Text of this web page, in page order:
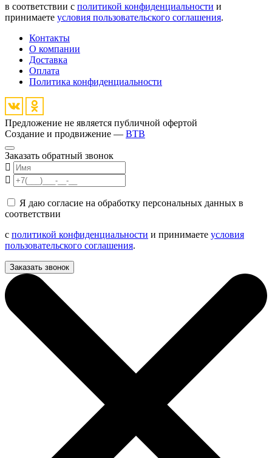
в соответствии с политикой конфиденциальности и
принимаете условия пользовательского соглашения.
Контакты
О компании
Доставка
Оплата
Политика конфиденциальности
Предложение не является публичной офертой
Создание и продвижение — BTB
Заказать обратный звонок
Я даю согласие на обработку персональных данных в
соответствии
с политикой конфиденциальности и принимаете условия
пользовательского соглашения.
Заказать звонок